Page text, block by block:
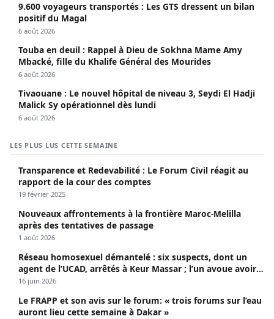
9.600 voyageurs transportés : Les GTS dressent un bilan
positif du Magal
6 août 2026
Touba en deuil : Rappel à Dieu de Sokhna Mame Amy
Mbacké, fille du Khalife Général des Mourides
6 août 2026
Tivaouane : Le nouvel hôpital de niveau 3, Seydi El Hadji
Malick Sy opérationnel dès lundi
6 août 2026
LES PLUS LUS CETTE SEMAINE
Transparence et Redevabilité : Le Forum Civil réagit au
rapport de la cour des comptes
19 février 2025
Nouveaux affrontements à la frontière Maroc-Melilla
après des tentatives de passage
1 août 2026
Réseau homosexuel démantelé : six suspects, dont un
agent de l’UCAD, arrêtés à Keur Massar ; l’un avoue avoir
propagé le VIH depuis 2018
16 juin 2026
Le FRAPP et son avis sur le forum: « trois forums sur l’eau
auront lieu cette semaine à Dakar »